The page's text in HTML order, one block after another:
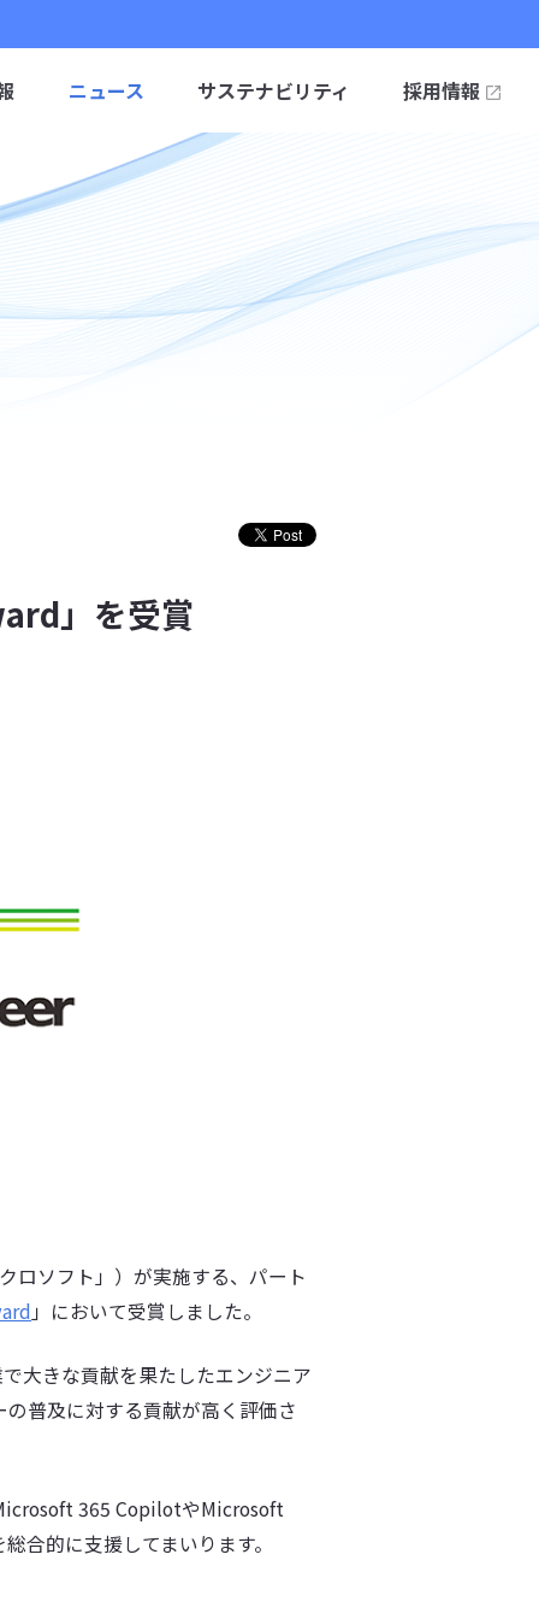
ニュース サステナビリティ 採用情報
」を受賞
ロソフト」）が実施する、パート
」において受賞しました。
大きな貢献を果たしたエンジニア
普及に対する貢献が高く評価さ
365 CopilotやMicrosoft
合的に支援してまいります。